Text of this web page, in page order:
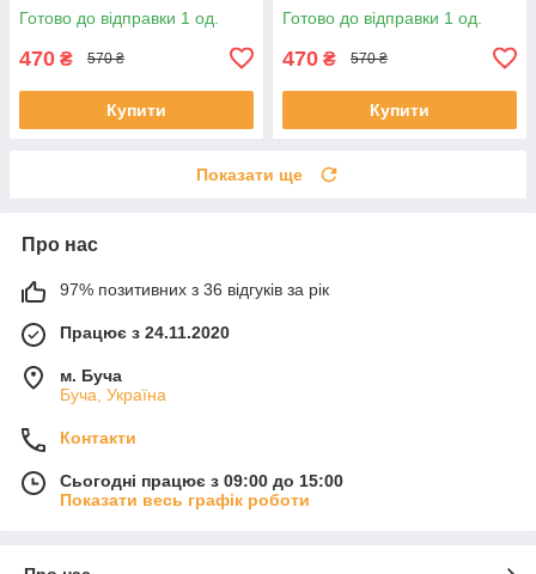
Готово до відправки 1 од.
470 ₴ 570 ₴
Купити
Готово до відправки 1 од.
470 ₴ 570 ₴
Купити
Показати ще
Про нас
97% позитивних з 36 відгуків за рік
Працює з 24.11.2020
м. Буча
Буча, Україна
Контакти
Сьогодні працює з 09:00 до 15:00
Показати весь графік роботи